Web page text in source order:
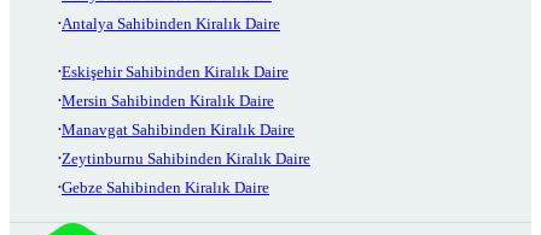
Antalya Sahibinden Kiralık Daire
Eskişehir Sahibinden Kiralık Daire
Mersin Sahibinden Kiralık Daire
Manavgat Sahibinden Kiralık Daire
Zeytinburnu Sahibinden Kiralık Daire
Gebze Sahibinden Kiralık Daire